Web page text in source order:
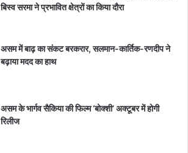
बिस्व सरमा ने प्रभावित क्षेत्रों का किया दौरा
असम में बाढ़ का संकट बरकरार, सलमान-कार्तिक-रणदीप ने
बढ़ाया मदद का हाथ
असम के भार्गव सैकिया की फिल्म ‘बोक्शी’ अक्टूबर में होगी
रिलीज